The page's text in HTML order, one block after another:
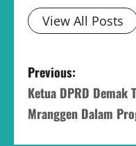
View All Posts
P
o
Previous:
Ketua DPRD Demak
Mranggen Dalam